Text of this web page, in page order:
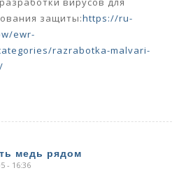
защиты:https://ru-
ewr-
razrabotka-malvari-
медь рядом
- 16:36